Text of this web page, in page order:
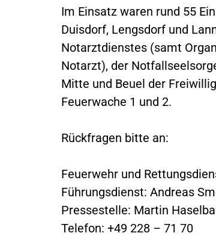
Im Einsatz waren rund 55
Duisdorf, Lengsdorf und
Notarztdienstes (samt
Notarzt), der
Mitte und Beuel der
Feuerwache 1 und 2.
Rückfragen bitte an:
Feuerwehr und
Führungsdienst: Andreas
Pressestelle: Martin
Telefon: +49 228 – 71 70